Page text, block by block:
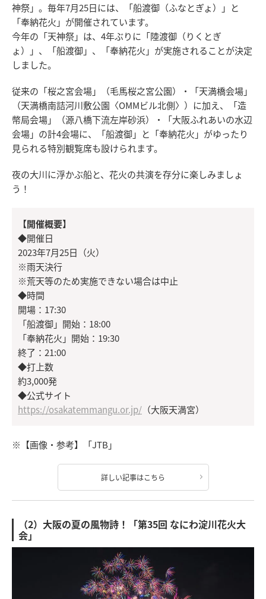
神祭」。毎年7月25日には、「船渡御（ふなとぎょ）」と
「奉納花火」が開催されています。
今年の「天神祭」は、4年ぶりに「陸渡御（りくとぎ
ょ）」、「船渡御」、「奉納花火」が実施されることが決定
しました。
従来の「桜之宮会場」（毛馬桜之宮公園）・「天満橋会場」
（天満橋南詰河川敷公園〈OMMビル北側〉）に加え、「造
幣局会場」（源八橋下流左岸砂浜）・「大阪ふれあいの水辺
会場」の計4会場に、「船渡御」と「奉納花火」がゆったり
見られる特別観覧席も設けられます。
夜の大川に浮かぶ船と、花火の共演を存分に楽しみましょ
う！
【開催概要】
◆開催日
2023年7月25日（火）
※雨天決行
※荒天等のため実施できない場合は中止
◆時間
開場：17:30
「船渡御」開始：18:00
「奉納花火」開始：19:30
終了：21:00
◆打上数
約3,000発
◆公式サイト
https://osakatemmangu.or.jp/ （大阪天満宮）
※【画像・参考】「JTB」
詳しい記事はこちら
（2）大阪の夏の風物詩！「第35回 なにわ淀川花火大
会」